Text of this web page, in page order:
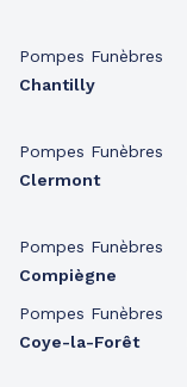
Pompes Funèbres
Chantilly
Pompes Funèbres
Clermont
Pompes Funèbres
Compiègne
Pompes Funèbres
Coye-la-Forêt